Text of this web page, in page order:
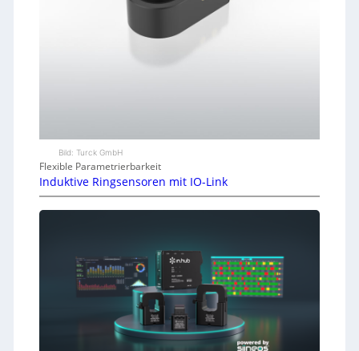
Bild: Turck GmbH
Flexible Parametrierbarkeit
Induktive Ringsensoren mit IO-Link